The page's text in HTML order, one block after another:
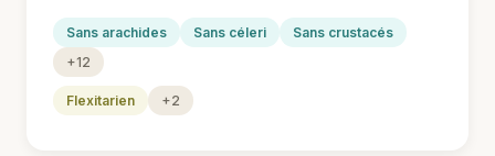
Sans arachides Sans céleri
Sans crustacés
+12
Flexitarien +2